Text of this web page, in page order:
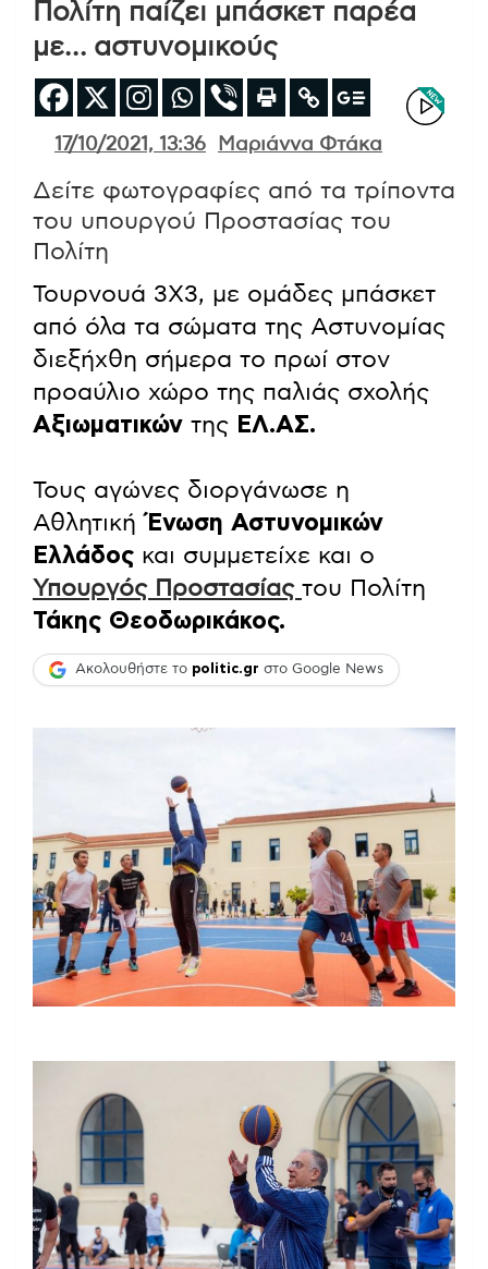
Πολίτη παίζει μπάσκετ παρέα
με… αστυνομικούς
17/10/2021, 13:36 Μαριάννα Φτάκα
Δείτε φωτογραφίες από τα τρίποντα
του υπουργού Προστασίας του
Πολίτη
Τουρνουά 3Χ3, με ομάδες μπάσκετ
από όλα τα σώματα της Αστυνομίας
διεξήχθη σήμερα το πρωί στον
προαύλιο χώρο της παλιάς σχολής
Αξιωματικών της ΕΛ.ΑΣ.
Τους αγώνες διοργάνωσε η
Αθλητική Ένωση Αστυνομικών
Ελλάδος και συμμετείχε και ο
Υπουργός Προστασίας του Πολίτη
Τάκης Θεοδωρικάκος.
Ακολουθήστε το politic.gr στο Google News